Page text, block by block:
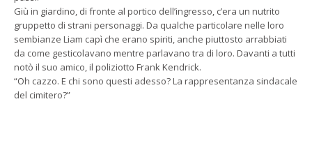
Giù in giardino, di fronte al portico dell’ingresso, c’era un nutrito
gruppetto di strani personaggi. Da qualche particolare nelle loro
sembianze Liam capì che erano spiriti, anche piuttosto arrabbiati
da come gesticolavano mentre parlavano tra di loro. Davanti a tutti
notò il suo amico, il poliziotto Frank Kendrick.
“Oh cazzo. E chi sono questi adesso? La rappresentanza sindacale
del cimitero?”